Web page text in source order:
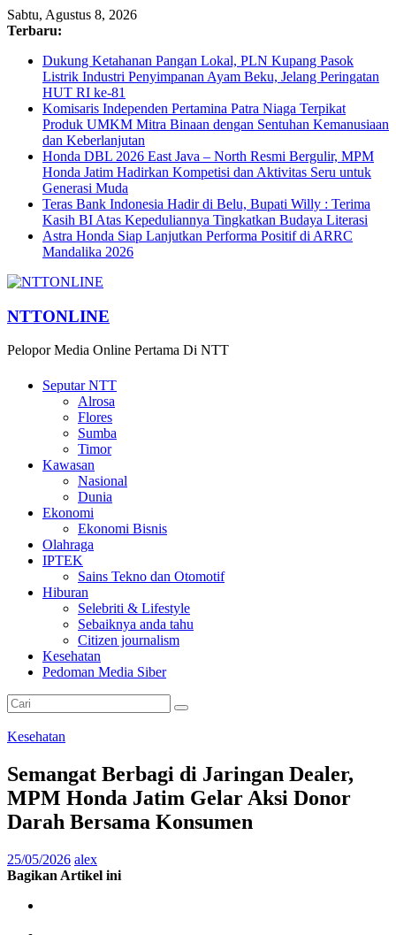
Sabtu, Agustus 8, 2026
Terbaru:
Dukung Ketahanan Pangan Lokal, PLN Kupang Pasok
Listrik Industri Penyimpanan Ayam Beku, Jelang Peringatan
HUT RI ke-81
Komisaris Independen Pertamina Patra Niaga Terpikat
Produk UMKM Mitra Binaan dengan Sentuhan Kemanusiaan
dan Keberlanjutan
Honda DBL 2026 East Java – North Resmi Bergulir, MPM
Honda Jatim Hadirkan Kompetisi dan Aktivitas Seru untuk
Generasi Muda
Teras Bank Indonesia Hadir di Belu, Bupati Willy : Terima
Kasih BI Atas Kepeduliannya Tingkatkan Budaya Literasi
Astra Honda Siap Lanjutkan Performa Positif di ARRC
Mandalika 2026
NTTONLINE
Pelopor Media Online Pertama Di NTT
Seputar NTT
Alrosa
Flores
Sumba
Timor
Kawasan
Nasional
Dunia
Ekonomi
Ekonomi Bisnis
Olahraga
IPTEK
Sains Tekno dan Otomotif
Hiburan
Selebriti & Lifestyle
Sebaiknya anda tahu
Citizen journalism
Kesehatan
Pedoman Media Siber
Kesehatan
Semangat Berbagi di Jaringan Dealer,
MPM Honda Jatim Gelar Aksi Donor
Darah Bersama Konsumen
25/05/2026 alex
Bagikan Artikel ini